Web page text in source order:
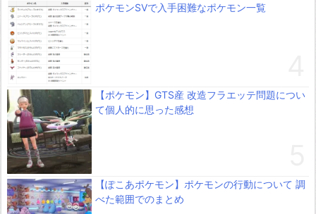
ポケモンSVで入手困難なポケモン一覧
【ポケモン】GTS産 改造フラエッテ問題につい
て個人的に思った感想
【ぽこあポケモン】ポケモンの行動について 調
べた範囲でのまとめ